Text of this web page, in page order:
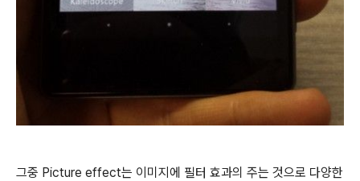
그중 Picture effect는 이미지에 필터 효과의 주는 것으로 다양한